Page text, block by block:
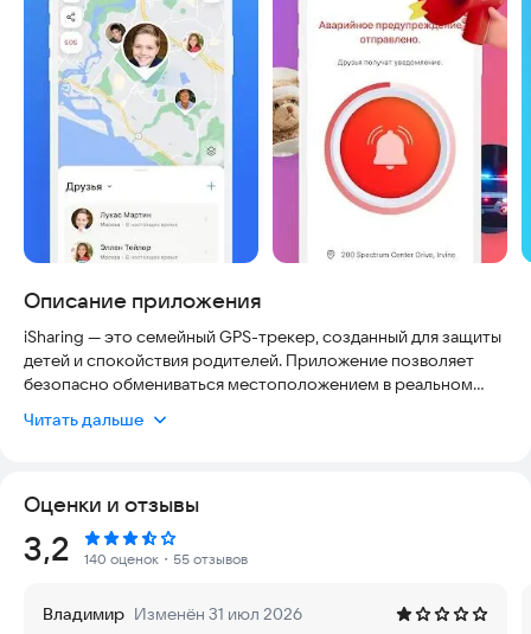
Описание приложения
iSharing — это семейный GPS-трекер, созданный для защиты
детей и спокойствия родителей. Приложение позволяет
безопасно обмениваться местоположением в реальном
легкость общения. Вы можете отслеживать телефоны и
С помощью iSharing вы получаете:
- Просмотр местоположения членов семьи на частной
карте в режиме реального времени
- Мгновенные уведомления о прибытии или уходе из
спрашивать «Где ты?»
Читать дальше
Оценки и отзывы
Рейтинг:
3,2 140 оценок ・55 отзывов
Владимир Изменён 31 июл 2026